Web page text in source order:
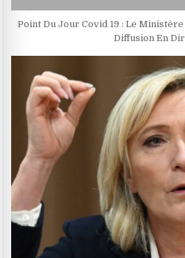
Point Du Jour Covid 19 : Le Ministère
Diffusion En